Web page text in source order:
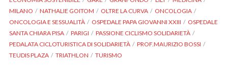
MILANO
NATHALIE GOITOM OLTRE LA CURVA
ONCOLOGIA
ONCOLOGIA E SESSUALITÀ
OSPEDALE PAPA GIOVANNI XXIII
OSPEDALE
SANTA CHIARA PISA
PARIGI
PASSIONE CICLISMO SOLIDARIETÀ
PEDALATA CICLOTURISTICA DI SOLIDARIETÀ
PROF.MAURIZIO BOSSI
TEUDIS PLAZA
TRIATHLON TURISMO